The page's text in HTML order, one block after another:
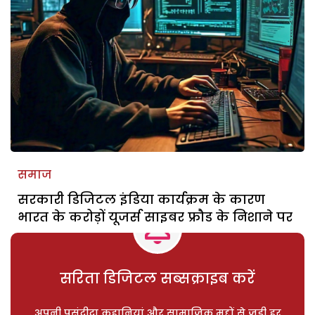
समाज
सरकारी डिजिटल इंडिया कार्यक्रम के कारण
भारत के करोड़ों यूजर्स साइबर फ्रौड के निशाने पर
सरिता डिजिटल सब्सक्राइब करें